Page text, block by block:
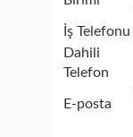
İş Telefonu
Dahili
Telefon
E-posta